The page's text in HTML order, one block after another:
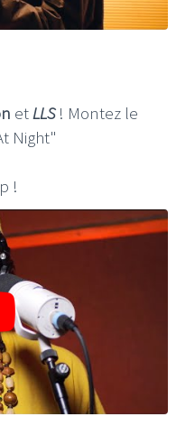
etLLS! Montez le
Night"
!